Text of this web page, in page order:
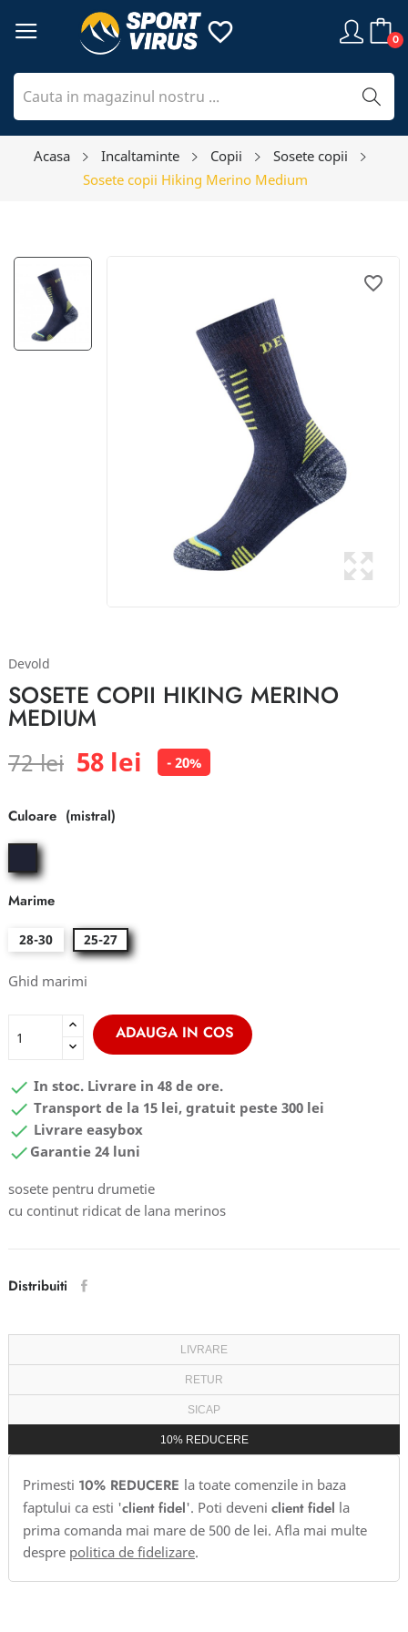
0
favorite_border
Acasa Incaltaminte Copii
Sosete copii
Sosete copii Hiking Merino Medium
favorite_border
Devold
SOSETE COPII HIKING MERINO
MEDIUM
72 lei 58 lei - 20%
Culoare
mistral
Marime
28-30 25-27
Ghid marimi
ADAUGA IN COS
 In stoc. Livrare in 48 de ore.
 Transport de la 15 lei, gratuit peste 300 lei
 Livrare easybox
 Garantie 24 luni
sosete pentru drumetie
cu continut ridicat de lana merinos
Distribuiti
LIVRARE
RETUR
SICAP
10% REDUCERE
Primesti 10% REDUCERE la toate comenzile in baza
faptului ca esti 'client fidel'. Poti deveni client fidel la
prima comanda mai mare de 500 de lei. Afla mai multe
despre politica de fidelizare.